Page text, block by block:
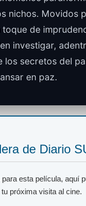
nichos. Movidos
de
investigar,
los secretos del
en paz.
de Diario
esta película, aquí
próxima visita al cine.